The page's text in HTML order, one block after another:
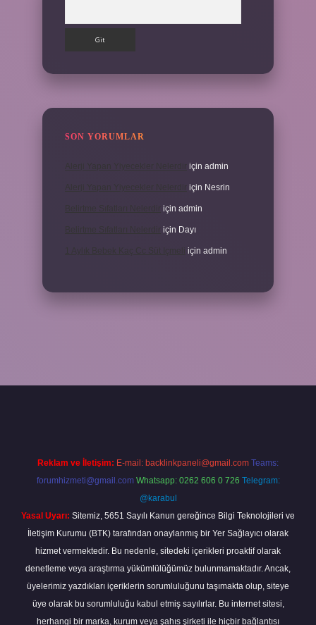
SON YORUMLAR
Alerji Yapan Yiyecekler Nelerdir için admin
Alerji Yapan Yiyecekler Nelerdir için Nesrin
için admin
için Dayı
1 Aylık Bebek Kaç Cc Süt Içmeli için admin
Reklam ve İletişim: E-mail: backlinkpaneli@gmail.com Teams:
forumhizmeti@gmail.com Whatsapp: 0262 606 0 726 Telegram:
@karabul
Yasal Uyarı: Sitemiz, 5651 Sayılı Kanun gereğince Bilgi Teknolojileri ve
İletişim Kurumu (BTK) tarafından onaylanmış bir Yer Sağlayıcı olarak
hizmet vermektedir. Bu nedenle, sitedeki içerikleri proaktif olarak
denetleme veya araştırma yükümlülüğümüz bulunmamaktadır. Ancak,
üyelerimiz yazdıkları içeriklerin sorumluluğunu taşımakta olup, siteye
üye olarak bu sorumluluğu kabul etmiş sayılırlar. Bu internet sitesi,
herhangi bir marka, kurum veya şahıs şirketi ile hiçbir bağlantısı